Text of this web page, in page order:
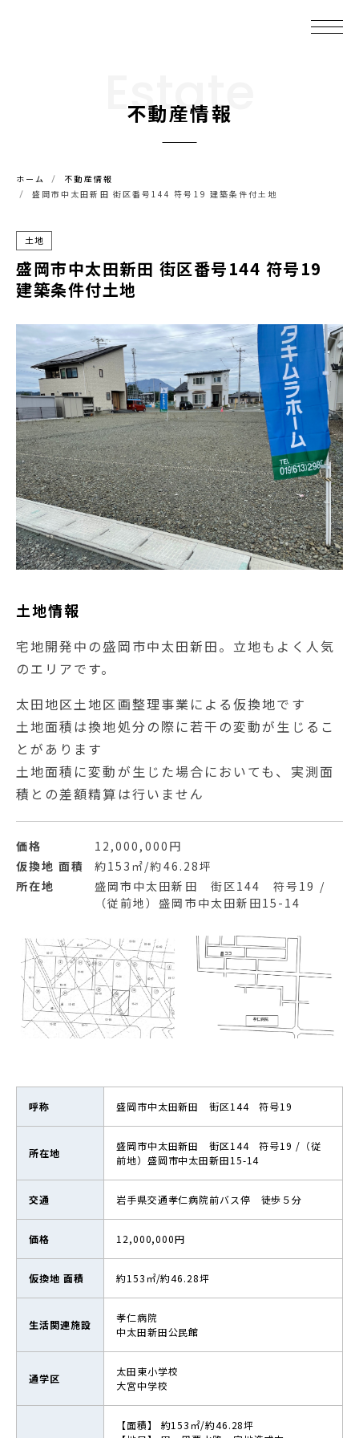
不動産情報
Estate
ホーム
不動産情報
盛岡市中太田新田 街区番号144 符号19 建築条件付土地
土地
盛岡市中太田新田 街区番号144 符号19
建築条件付土地
土地情報
宅地開発中の盛岡市中太田新田。立地もよく人気
のエリアです。
太田地区土地区画整理事業による仮換地です
土地面積は換地処分の際に若干の変動が生じるこ
とがあります
土地面積に変動が生じた場合においても、実測面
積との差額精算は行いません
価格
12,000,000円
仮換地 面積
約153㎡/約46.28坪
所在地
盛岡市中太田新田 街区144 符号19 /
（従前地）盛岡市中太田新田15-14
呼称 盛岡市中太田新田 街区144 符号19
所在地
盛岡市中太田新田 街区144 符号19 /（従
前地）盛岡市中太田新田15-14
交通 岩手県交通孝仁病院前バス停 徒歩５分
価格 12,000,000円
仮換地 面積 約153㎡/約46.28坪
⽣活関連施設
孝仁病院
中太田新田公民館
通学区
太田東小学校
大宮中学校
【面積】 約153㎡/約46.28坪